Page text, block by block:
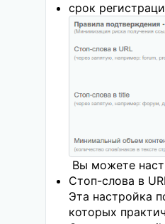
срок
Вы можете
Стоп-слова в
Эта настройка
которых